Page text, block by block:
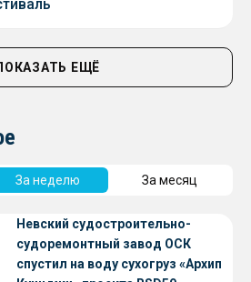
ЕЩЁ
За неделю За месяц
Невский судостроительно-
судоремонтный завод ОСК
спустил на воду сухогруз «Архип